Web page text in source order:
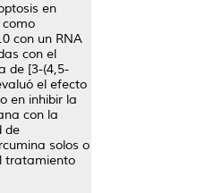
en
con un RNA
con el
de [3-(4,5-
el efecto
en inhibir la
con la
de
solos o
tratamiento